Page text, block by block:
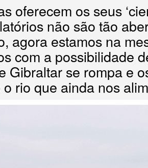
oferecem os seus
não são tão
agora estamos na
com a possibilidade
Gibraltar se rompa e
rio que ainda nos